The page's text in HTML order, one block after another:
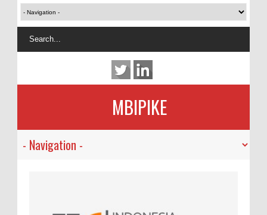
MBIPIKE